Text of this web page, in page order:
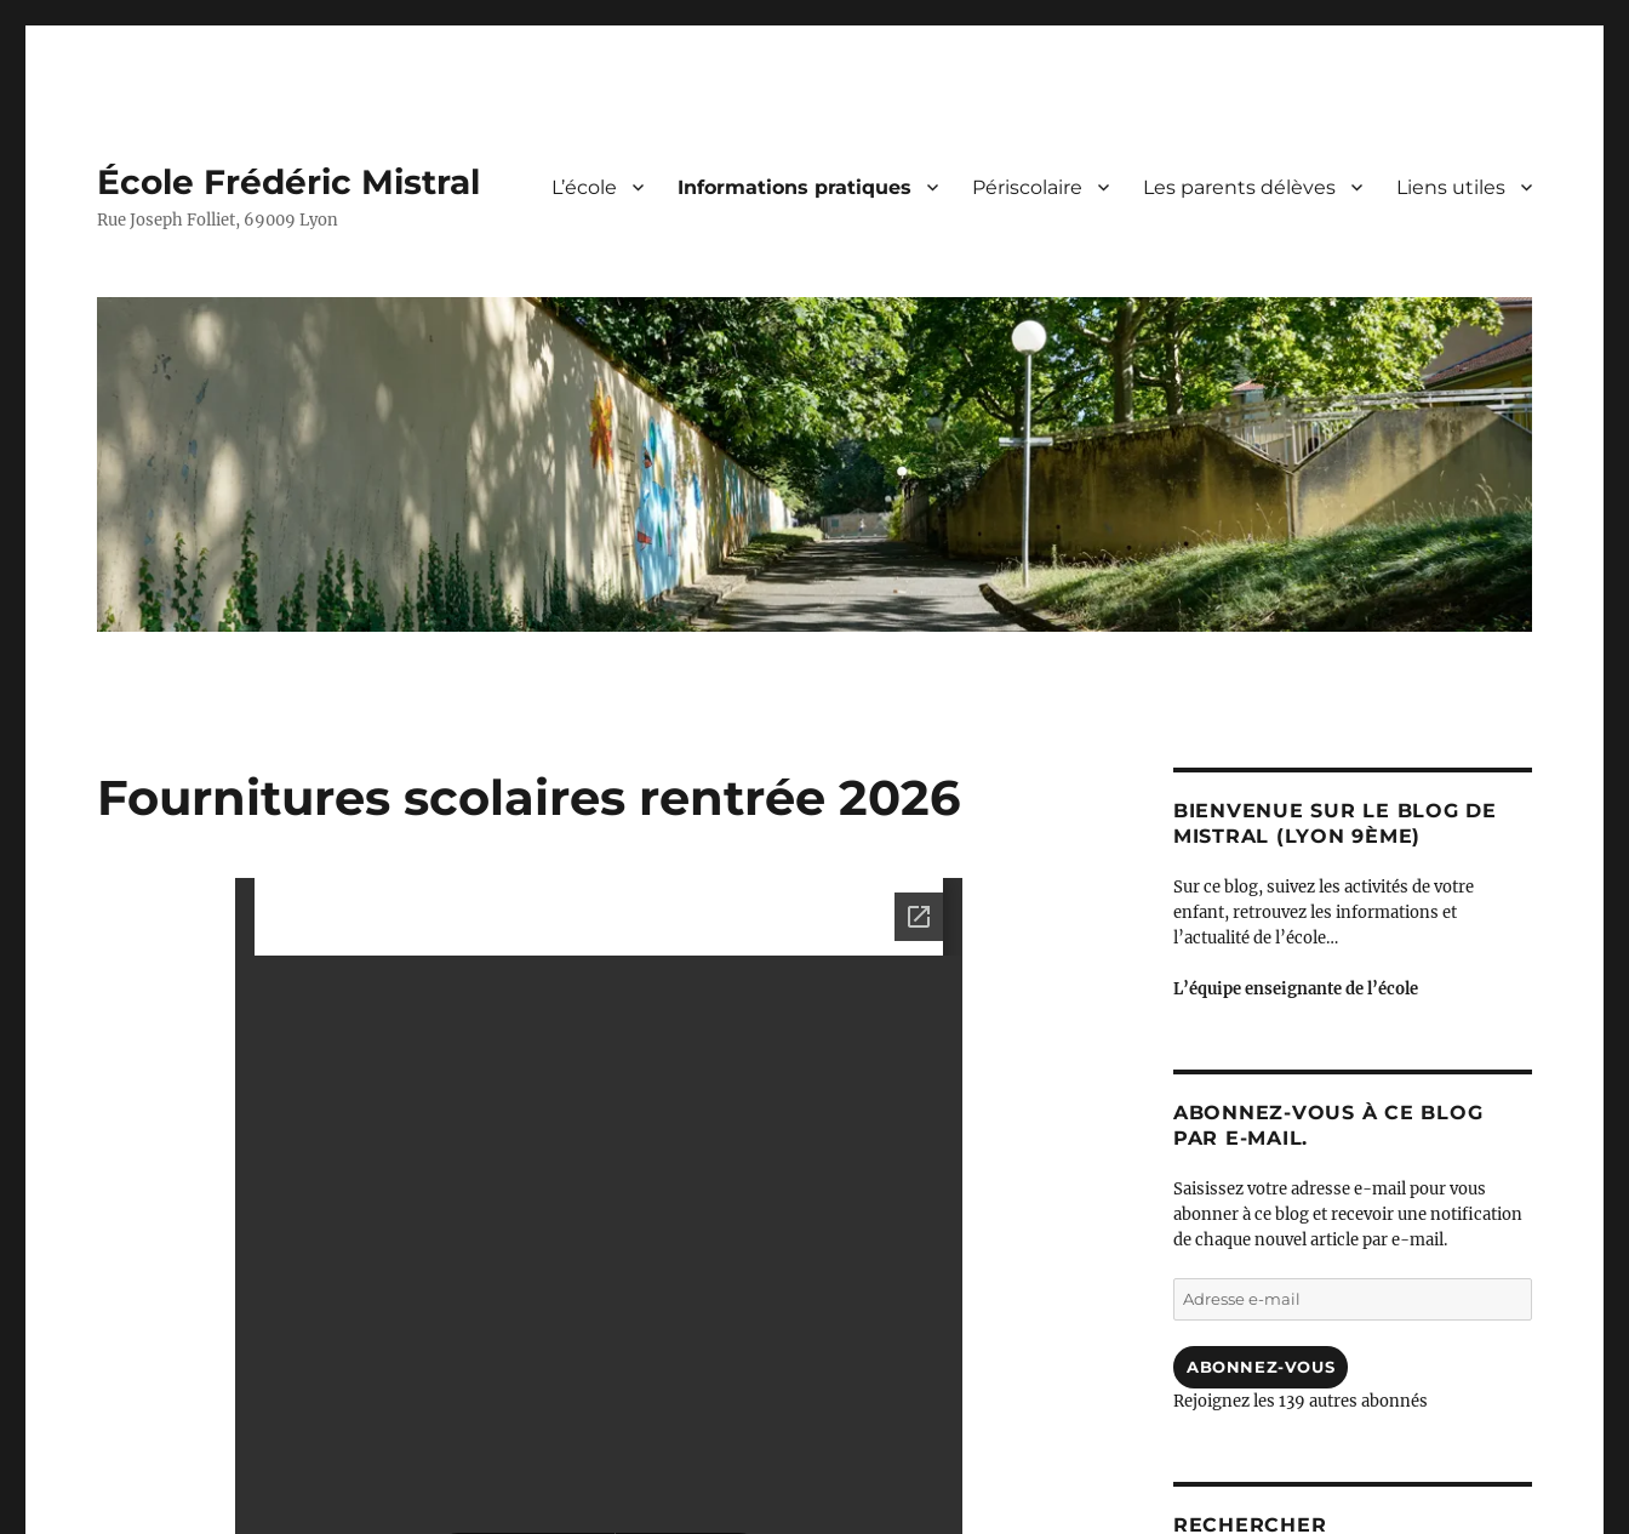
École Frédéric Mistral
Rue Joseph Folliet, 69009 Lyon
L’école Informations pratiques Périscolaire Les parents délèves Liens utiles
Fournitures scolaires rentrée 2026
BIENVENUE SUR LE BLOG DE
MISTRAL (LYON 9ÈME)
Sur ce blog, suivez les activités de votre
enfant, retrouvez les informations et
l’actualité de l’école…
L’équipe enseignante de l’école
ABONNEZ-VOUS À CE BLOG
PAR E-MAIL.
Saisissez votre adresse e-mail pour vous
abonner à ce blog et recevoir une notification
de chaque nouvel article par e-mail.
Adresse
e-
ABONNEZ-VOUS
Rejoignez les 139 autres abonnés
RECHERCHER